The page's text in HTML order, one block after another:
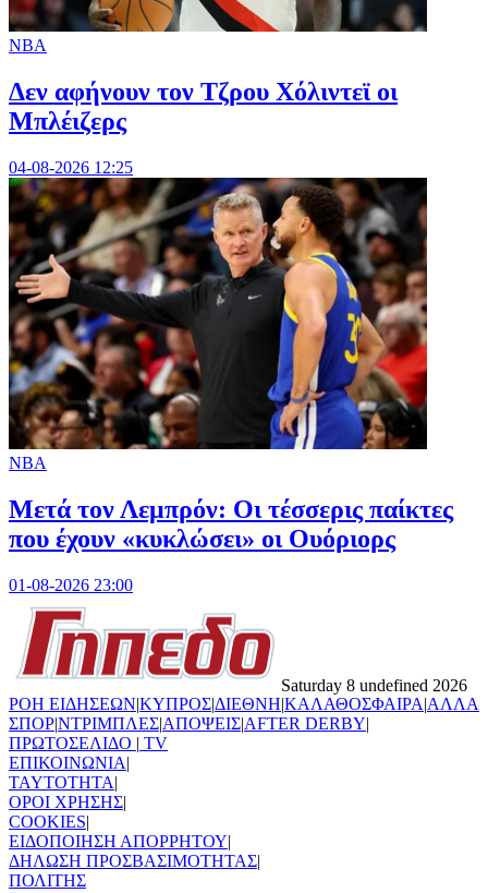
NBA
Δεν αφήνουν τον Τζρου Χόλιντεϊ οι
Μπλέιζερς
04-08-2026 12:25
NBA
Μετά τον Λεμπρόν: Οι τέσσερις παίκτες
που έχουν «κυκλώσει» οι Ουόριορς
01-08-2026 23:00
Saturday 8 undefined 2026
ΡΟΗ ΕΙΔΗΣΕΩΝ|ΚΥΠΡΟΣ|ΔΙΕΘΝΗ|ΚΑΛΑΘΟΣΦΑΙΡΑ|ΑΛΛΑ
ΣΠΟΡ|ΝΤΡΙΜΠΛΕΣ|ΑΠΟΨΕΙΣ|AFTER DERBY|
ΠΡΩΤΟΣΕΛΙΔΟ | TV
ΕΠΙΚΟΙΝΩΝΙΑ|
TAYTOTHTA|
ΟΡΟΙ ΧΡΗΣΗΣ|
COOKIES|
ΕΙΔΟΠΟΙΗΣΗ ΑΠΟΡΡΗΤΟΥ|
ΔΗΛΩΣΗ ΠΡΟΣΒΑΣΙΜΟΤΗΤΑΣ|
ΠΟΛΙΤΗΣ